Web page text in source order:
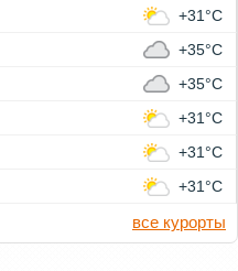
+31°C
+35°C
+35°C
+31°C
+31°C
+31°C
все курорты